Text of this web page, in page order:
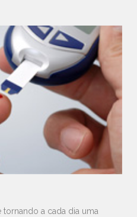
tornando a cada dia uma